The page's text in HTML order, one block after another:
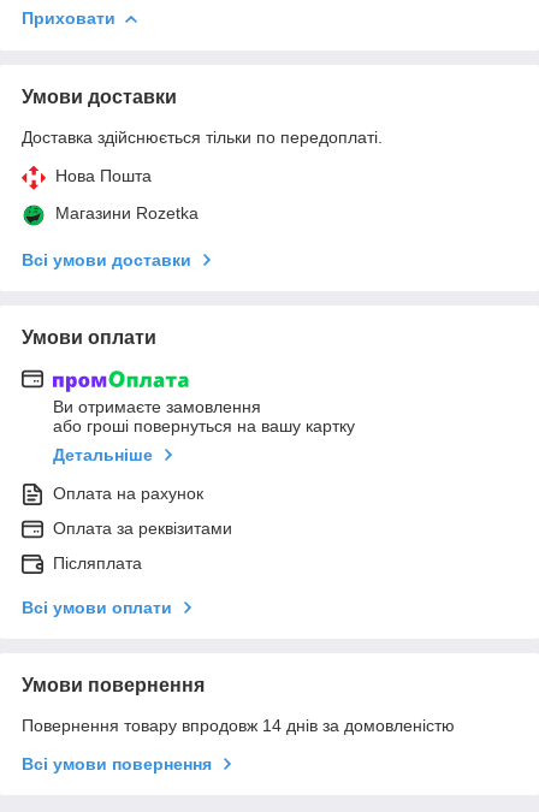
Приховати
Умови доставки
Доставка здійснюється тільки по передоплаті.
Нова Пошта
Магазини Rozetka
Всі умови доставки
Умови оплати
Ви отримаєте замовлення
або гроші повернуться на вашу картку
Детальніше
Оплата на рахунок
Оплата за реквізитами
Післяплата
Всі умови оплати
Умови повернення
Повернення товару впродовж 14 днів за домовленістю
Всі умови повернення